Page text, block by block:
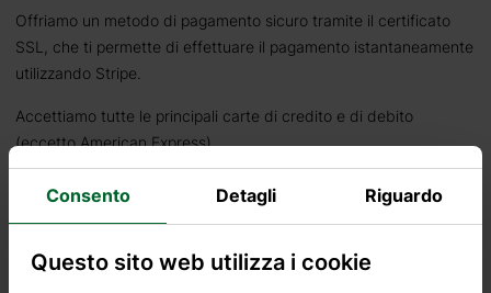
Offriamo un metodo di pagamento sicuro tramite il certificato
SSL, che ti permette di effettuare il pagamento istantaneamente
utilizzando Stripe.
Accettiamo tutte le principali carte di credito e di debito
(eccetto American Express).
Riceverai una conferma automatica dell’ordine con tuo numero
Pagamento con Assegno Circolare
Consento Detagli Riguardo
Questo sito web utilizza i cookie